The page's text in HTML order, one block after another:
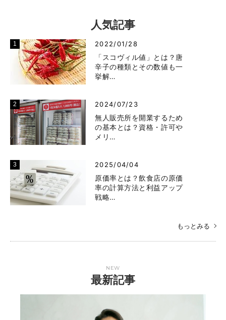
人気記事
2022/01/28
「スコヴィル値」とは？唐
辛子の種類とその数値も一
挙解…
2024/07/23
無人販売所を開業するため
の基本とは？資格・許可や
メリ…
2025/04/04
原価率とは？飲食店の原価
率の計算方法と利益アップ
戦略…
もっとみる
NEW
最新記事